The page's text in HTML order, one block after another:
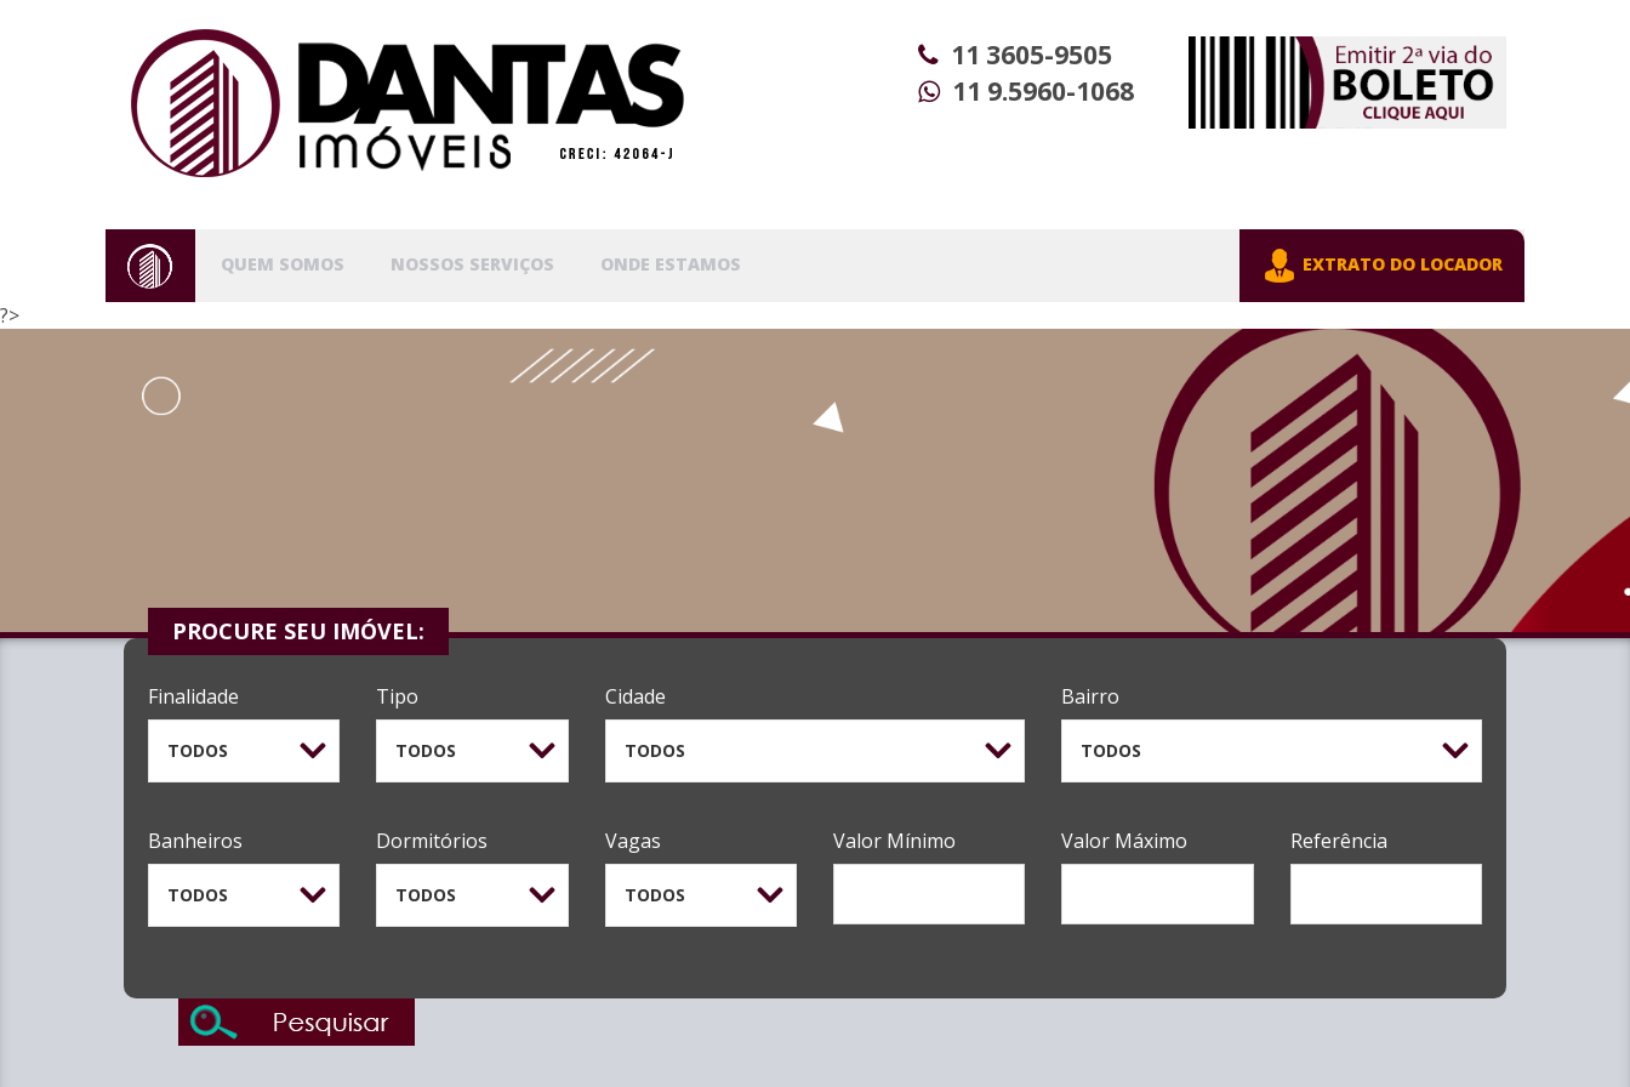
11 3605-9505
11 9.5960-1068
QUEM SOMOS NOSSOS SERVIÇOS ONDE ESTAMOS EXTRATO DO LOCADOR
?>
PROCURE SEU IMÓVEL:
Finalidade
TODOS
Tipo
TODOS
Cidade
TODOS
Bairro
TODOS
Banheiros
TODOS
Dormitórios
TODOS
Vagas
TODOS
Valor Mínimo Valor Máximo Referência